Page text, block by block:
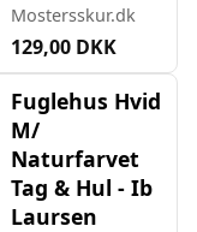
Mostersskur.dk
129,00 DKK
Fuglehus Hvid
M/
Naturfarvet
Tag & Hul - Ib
Laursen